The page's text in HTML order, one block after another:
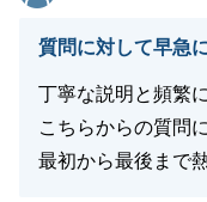
質問に対して早急
丁寧な説明と頻繁
こちらからの質問
最初から最後まで